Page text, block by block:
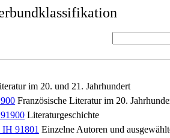
im 20. und 21. Jahrhundert
Französische Literatur im 20.
Literaturgeschichte
91801 Einzelne Autoren und